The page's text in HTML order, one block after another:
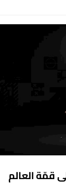
قمّة العالم